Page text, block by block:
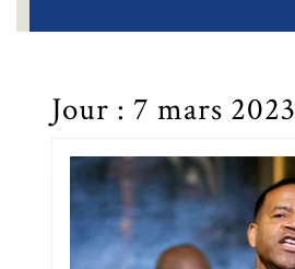
Jour : 7 mars 2023